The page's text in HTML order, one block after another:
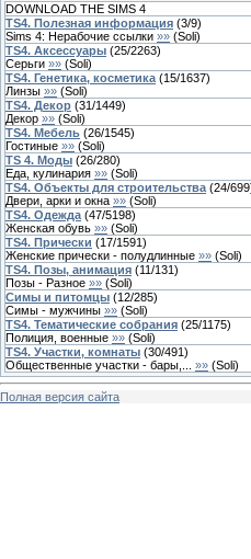
DOWNLOAD THE SIMS 4
TS4. Полезная информация (3/9)
Sims 4: Нерабочие ссылки »» (Soli)
TS4. Аксессуары (25/2263)
Серьги »» (Soli)
TS4. Генетика, косметика (15/1637)
Линзы »» (Soli)
TS4. Декор (31/1449)
Декор »» (Soli)
TS4. Мебель (26/1545)
Гостиные »» (Soli)
TS 4. Моды (26/280)
Еда, кулинария »» (Soli)
TS4. Объекты для строительства (24/699
Двери, арки и окна »» (Soli)
TS4. Одежда (47/5198)
Женская обувь »» (Soli)
TS4. Прически (17/1591)
Женские прически - полудлинные »» (Soli)
TS4. Позы, анимация (11/131)
Позы - Разное »» (Soli)
Симы и питомцы (12/285)
Симы - мужчины »» (Soli)
TS4. Тематические собрания (25/1175)
Полиция, военные »» (Soli)
TS4. Участки, комнаты (30/491)
Общественные участки - бары,...
»» (Soli)
Полная версия сайта